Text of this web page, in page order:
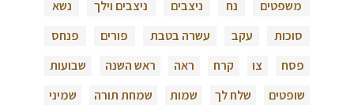
משפטים
נח ניצבים ניצבים וילך
נשא
סוכות
עקב עשרה בטבת פורים
פנחס
פסח
צו קרח ראה ראש השנה
שבועות
שופטים
שלח לך שמות שמחת תורה
שמיני